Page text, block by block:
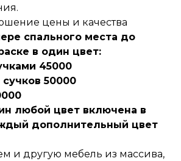
цены и качества
спального места до
в один цвет:
45000
50000
любой цвет включена в
дополнительный цвет
и другую мебель из массива,